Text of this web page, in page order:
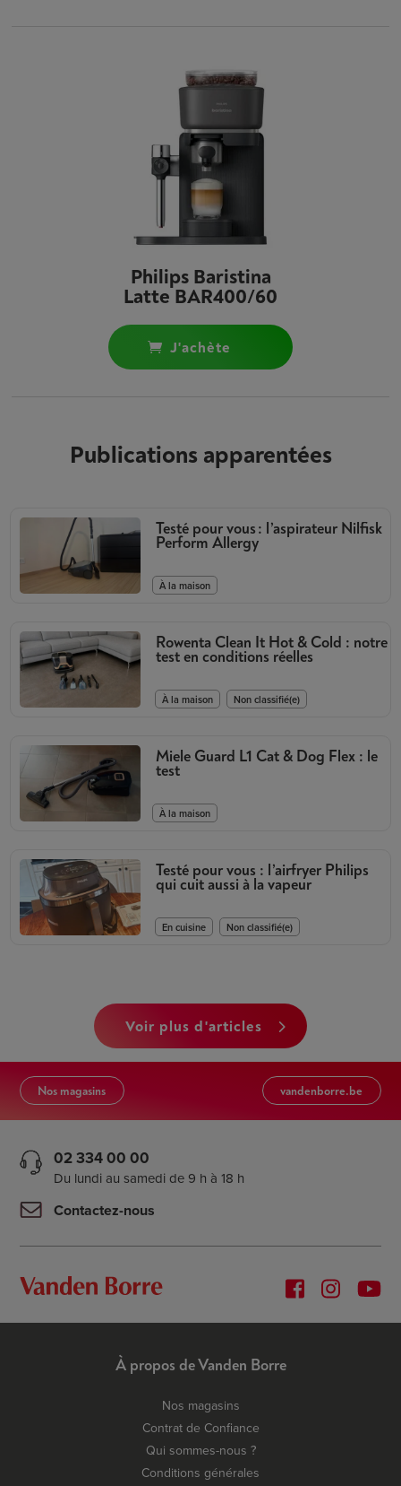
Philips Baristina
Latte BAR400/60
j'achète
Publications apparentées
Testé pour vous : l’aspirateur Nilfisk
Perform Allergy
À la maison
Rowenta Clean It Hot & Cold : notre
test en conditions réelles
À la maison Non classifié(e)
Miele Guard L1 Cat & Dog Flex : le
test
À la maison
Testé pour vous : l’airfryer Philips
qui cuit aussi à la vapeur
En cuisine Non classifié(e)
voir plus d'articles
Nos magasins vandenborre.be
02 334 00 00
Du lundi au samedi de 9 h à 18 h
Contactez-nous
À propos de Vanden Borre
Nos magasins
Contrat de Confiance
Qui sommes-nous ?
Conditions générales